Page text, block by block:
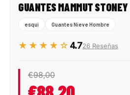
GUANTES MAMMUT STONEY
esqui Guantes Nieve Hombre
★★★★☆ 4.726 Reseñas
€98,00